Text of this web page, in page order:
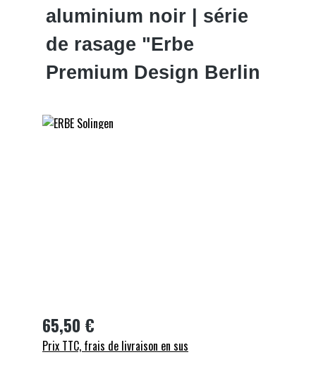
aluminium noir | série
de rasage "Erbe
Premium Design Berlin
65,50 €
Prix TTC, frais de livraison en sus